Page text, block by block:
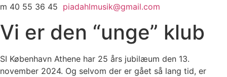
m 40 55 36 45 piadahlmusik@gmail.com
Vi er den “unge” klub
SI København Athene har 25 års jubilæum den 13.
november 2024. Og selvom der er gået så lang tid, er